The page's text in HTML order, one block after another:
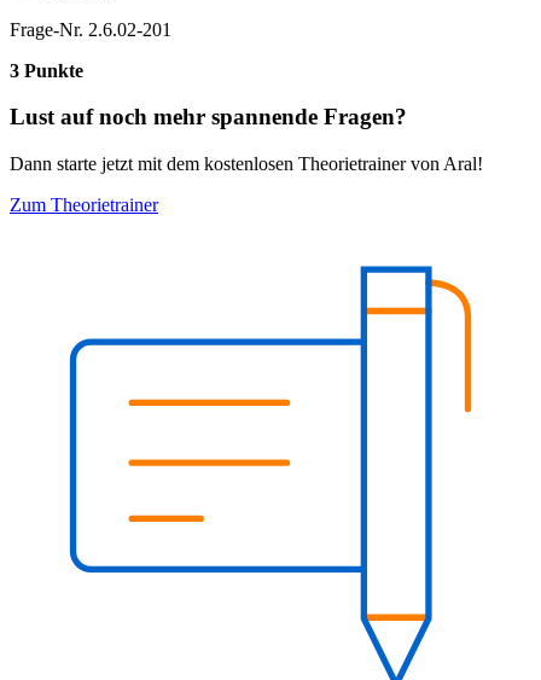
Frage-Nr. 2.6.02-201
3 Punkte
Lust auf noch mehr spannende Fragen?
Dann starte jetzt mit dem kostenlosen Theorietrainer von Aral!
Zum Theorietrainer